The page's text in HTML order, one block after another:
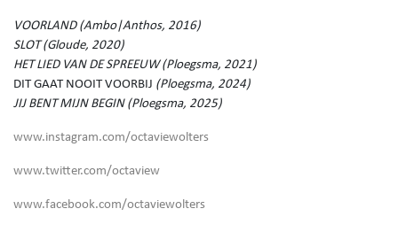
VOORLAND (Ambo|Anthos, 2016)
SLOT (Gloude, 2020)
HET LIED VAN DE SPREEUW (Ploegsma, 2021)
DIT GAAT NOOIT VOORBIJ (Ploegsma, 2024)
JIJ BENT MIJN BEGIN (Ploegsma, 2025)
www.instagram.com/octaviewolters
www.twitter.com/octaview
www.facebook.com/octaviewolters